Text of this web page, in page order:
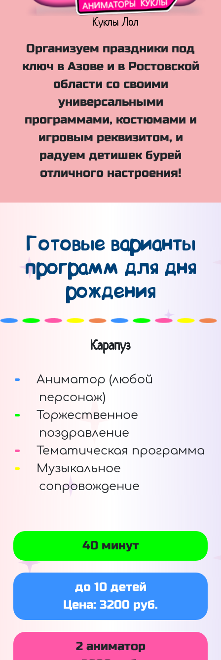
Куклы Лол
Организуем праздники под
ключ в Азове и в Ростовской
области со своими
универсальными
программами, костюмами и
игровым реквизитом, и
радуем детишек бурей
отличного настроения!
Готовые варианты
программ для дня
рождения
Карапуз
Аниматор (любой
персонаж)
Торжественное
поздравление
Тематическая программа
Музыкальное
сопровождение
40 минут
до 10 детей
Цена: 3200 руб.
2 аниматор